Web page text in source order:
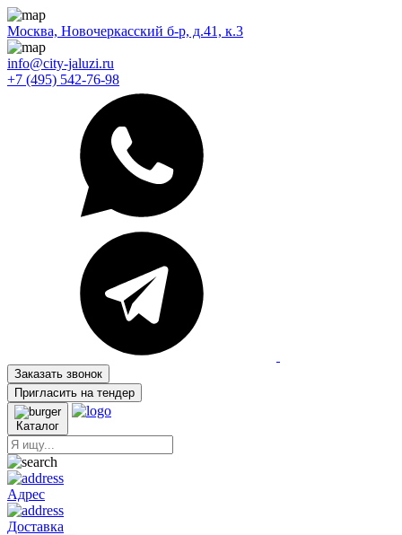
Москва, Новочеркасский б-р, д.41, к.3
info@city-jaluzi.ru
+7 (495) 542-76-98
Заказать звонок
Пригласить на тендер
Каталог
Адрес
Доставка